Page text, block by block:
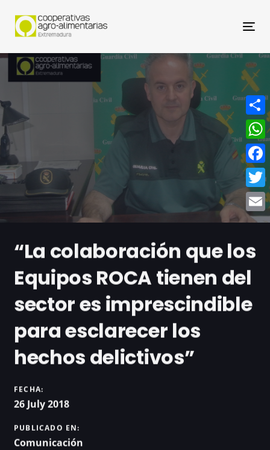
“La colaboración que los
Equipos ROCA tienen del
sector es imprescindible
para esclarecer los
hechos delictivos”
FECHA:
26 July 2018
PUBLICADO EN:
Comunicación
Email